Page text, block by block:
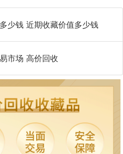
少钱 近期收藏价值多少钱
市场 高价回收